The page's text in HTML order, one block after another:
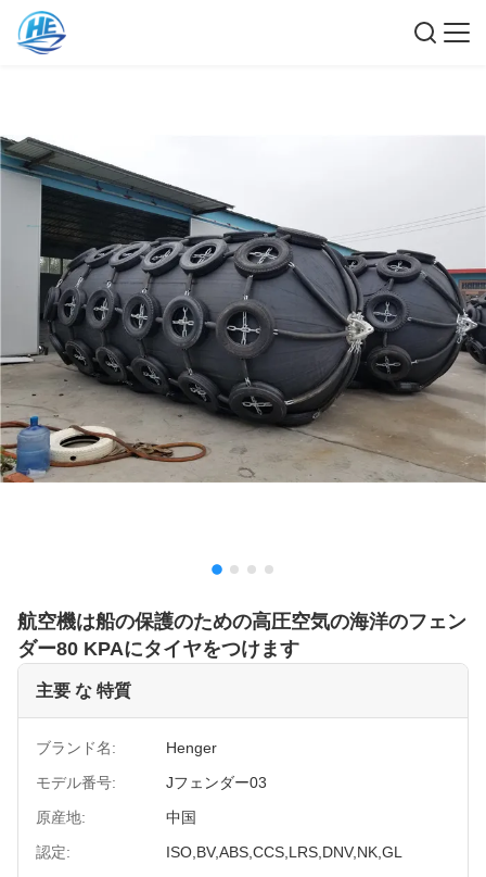
航空機は船の保護のための高圧空気の海洋のフェン
ダー80 KPAにタイヤをつけます
主要 な 特質
ブランド名:
Henger
モデル番号:
Jフェンダー03
原産地:
中国
認定:
ISO,BV,ABS,CCS,LRS,DNV,NK,GL